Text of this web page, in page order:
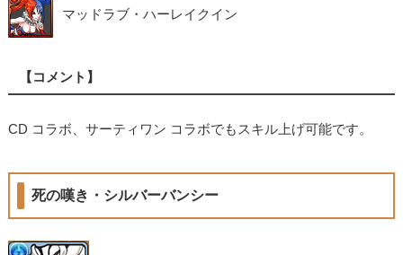
マッドラブ・ハーレイクイン
【コメント】
CD コラボ、サーティワン コラボでもスキル上げ可能です。
死の嘆き・シルバーバンシー